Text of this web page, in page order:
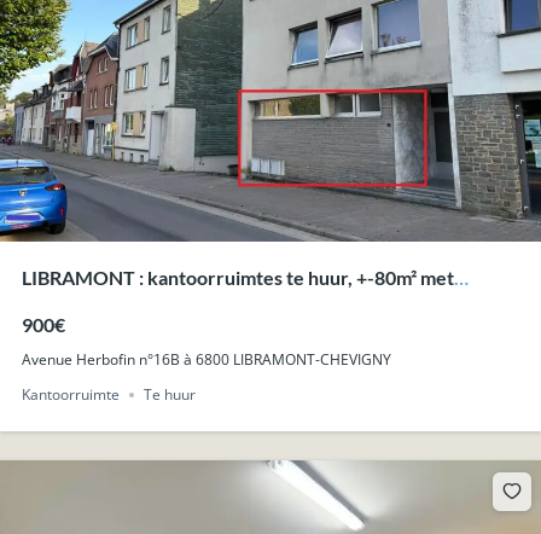
LIBRAMONT : kantoorruimtes te huur, +-80m² met
900€
Avenue Herbofin n°16B à 6800 LIBRAMONT-CHEVIGNY
Kantoorruimte
Te huur